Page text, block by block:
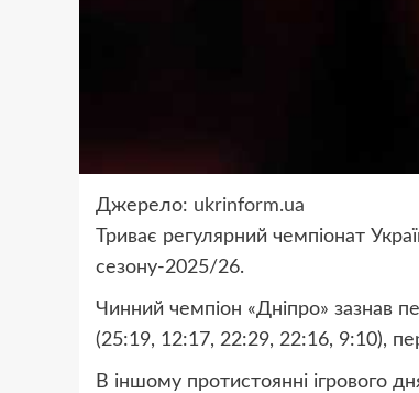
Джерело: ukrinform.ua
Триває регулярний чемпіонат
сезону-2025/26.
Чинний чемпіон «Дніпро» зазнав
(25:19, 12:17, 22:29, 22:16, 9:10),
В іншому протистоянні ігрового